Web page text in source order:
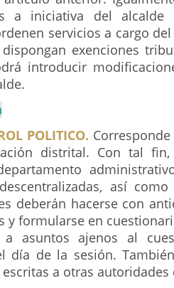
a iniciativa del alcalde
servicios a cargo
exenciones
introducir
POLITICO.
distrital. Con tal
así
deberán hacerse con
y formularse en
asuntos ajenos al
día de la sesión.
a otras autoridades